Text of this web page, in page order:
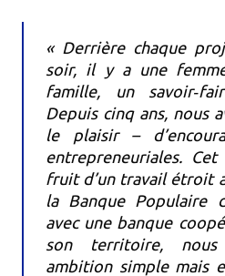
« Derrière chaque
soir, il y a une
famille, un
Depuis cinq ans, nous
le plaisir –
entrepreneuriales.
fruit d’un travail étroit
la Banque Populaire
avec une banque
son territoire, nous
ambition simple mais